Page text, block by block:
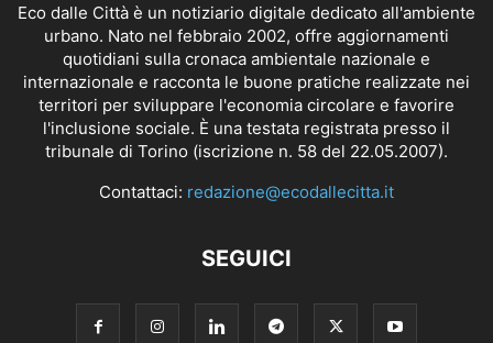
Eco dalle Città è un notiziario digitale dedicato all'ambiente
urbano. Nato nel febbraio 2002, offre aggiornamenti
quotidiani sulla cronaca ambientale nazionale e
internazionale e racconta le buone pratiche realizzate nei
territori per sviluppare l'economia circolare e favorire
l'inclusione sociale. È una testata registrata presso il
tribunale di Torino (iscrizione n. 58 del 22.05.2007).
Contattaci: redazione@ecodallecitta.it
SEGUICI